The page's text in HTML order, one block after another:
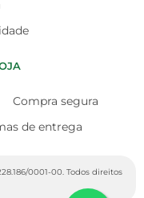
Compra segura
de entrega
0001-00. Todos direitos